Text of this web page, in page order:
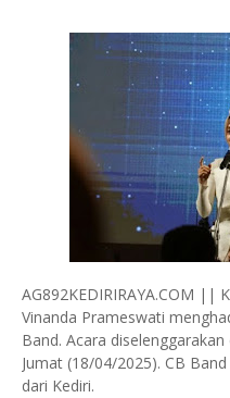
AG892KEDIRIRAYA.COM ||
Vinanda Prameswati
Band. Acara
Jumat (18/04/2025). CB
dari Kediri.